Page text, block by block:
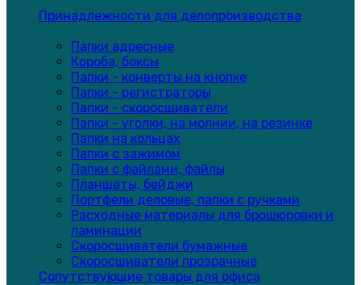
Принадлежности для делопроизводства
Папки адресные
Короба, боксы
Папки - конверты на кнопке
Папки - регистраторы
Папки - скоросшиватели
Папки - уголки, на молнии, на резинке
Папки на кольцах
Папки с зажимом
Папки с файлами, файлы
Планшеты, бейджи
Портфели деловые, папки с ручками
Расходные материалы для брошюровки и
ламинации
Скоросшиватели бумажные
Скоросшиватели прозрачные
Сопутствующие товары для офиса